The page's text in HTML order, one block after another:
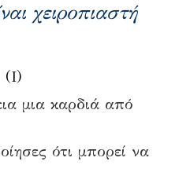
χειροπιαστή
(I)
μια καρδιά από
ότι μπορεί να